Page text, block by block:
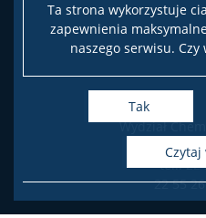
Ta strona wykorzystuje
zapewnienia
naszego serwisu. Czy
Tak
Program ERASMUS+
Program MOST
Koła naukowe
Wydział
tel.: 22
22 55